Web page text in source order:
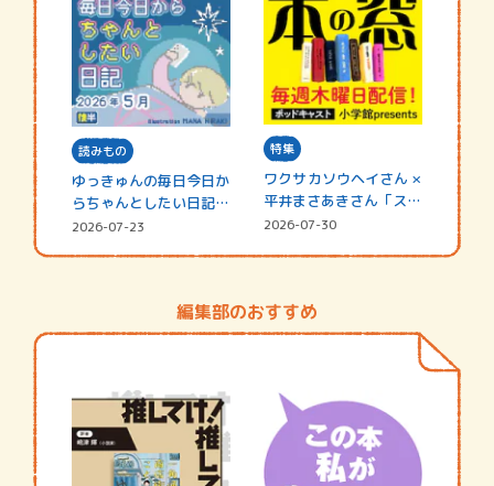
読みもの
ゆっきゅんの毎日今日か
らちゃんとしたい日記
☆202…
2026-07-23
特集
ワクサカソウヘイさん ×
平井まさあきさん「スペ
シャ…
2026-07-30
編集部のおすすめ